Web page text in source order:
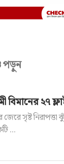
পড়ুন
বিমানের ২৭
সৃষ্ট নিরাপত্তা
...